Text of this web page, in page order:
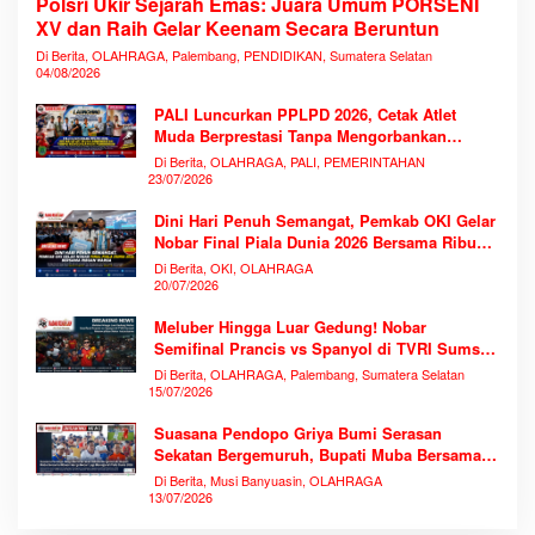
XV dan Raih Gelar Keenam Secara Beruntun
Di Berita, OLAHRAGA, Palembang, PENDIDIKAN, Sumatera Selatan
04/08/2026
PALI Luncurkan PPLPD 2026, Cetak Atlet
Muda Berprestasi Tanpa Mengorbankan
Pendidikan
Di Berita, OLAHRAGA, PALI, PEMERINTAHAN
23/07/2026
Dini Hari Penuh Semangat, Pemkab OKI Gelar
Nobar Final Piala Dunia 2026 Bersama Ribuan
Warga
Di Berita, OKI, OLAHRAGA
20/07/2026
Meluber Hingga Luar Gedung! Nobar
Semifinal Prancis vs Spanyol di TVRI Sumsel
Memecahkan Rekor Antusiasme
Di Berita, OLAHRAGA, Palembang, Sumatera Selatan
15/07/2026
Suasana Pendopo Griya Bumi Serasan
Sekatan Bergemuruh, Bupati Muba Bersama
Ribuan Warga Nobar Laga Bersejarah Piala
Dunia 2026
Di Berita, Musi Banyuasin, OLAHRAGA
13/07/2026